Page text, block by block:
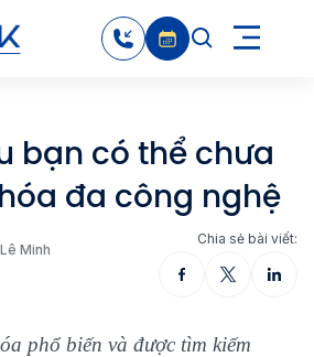
bạn có thể chưa
đa công nghệ
Lê Minh
Chia sẻ bài viết:
phổ biến và được tìm kiếm